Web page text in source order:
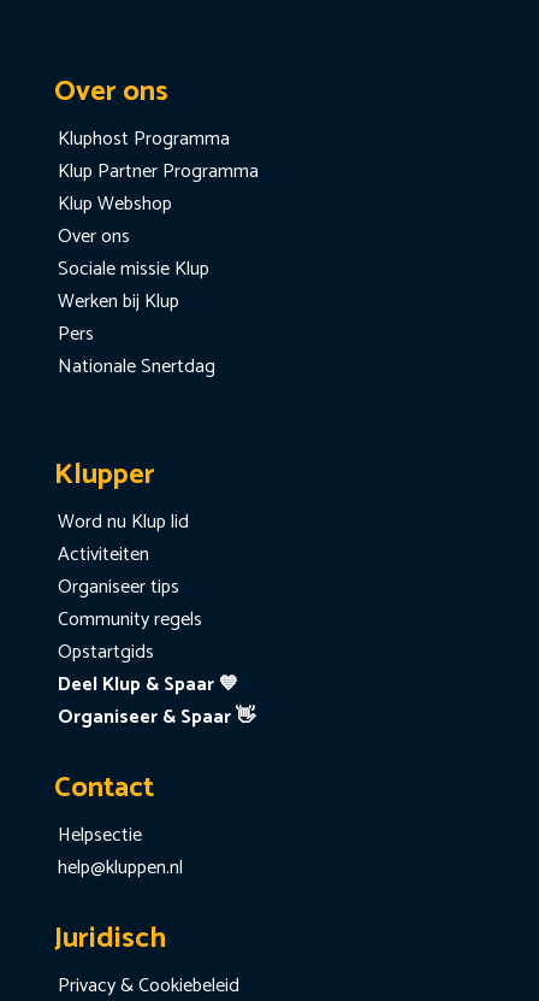
Over ons
Kluphost Programma
Klup Partner Programma
Klup Webshop
Over ons
Sociale missie Klup
Werken bij Klup
Pers
Nationale Snertdag
Klupper
Word nu Klup lid
Activiteiten
Organiseer tips
Community regels
Opstartgids
Deel Klup & Spaar 💙
Organiseer & Spaar 👋
Contact
Helpsectie
help@kluppen.nl
Juridisch
Privacy & Cookiebeleid